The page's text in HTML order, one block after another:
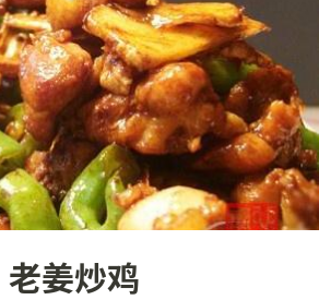
老姜炒鸡